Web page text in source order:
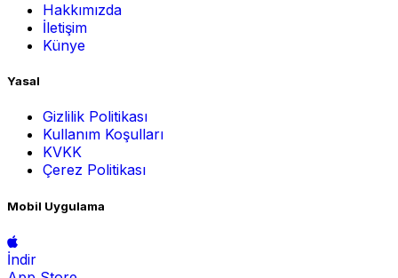
Hakkımızda
İletişim
Künye
Yasal
Gizlilik Politikası
Kullanım Koşulları
KVKK
Çerez Politikası
Mobil Uygulama
İndir